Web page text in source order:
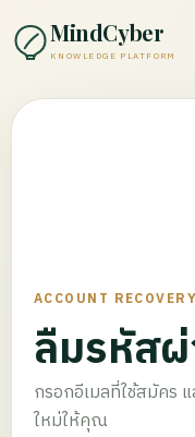
MindCyber
KNOWLEDGE PLATFORM
ACCOUNT RECOVERY
ลืมรหัสผ่
กรอกอีเมลที่ใช้สมัคร
ใหม่ให้คุณ